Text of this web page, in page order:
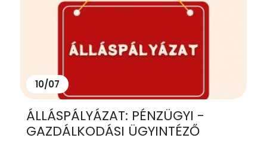
10/07
ÁLLÁSPÁLYÁZAT: PÉNZÜGYI -
GAZDÁLKODÁSI ÜGYINTÉZŐ